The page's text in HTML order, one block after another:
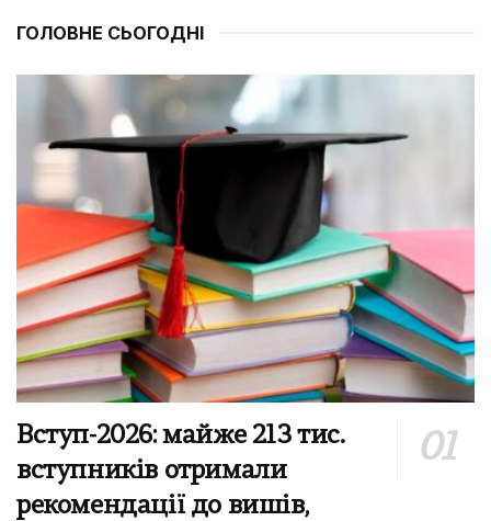
ГОЛОВНЕ СЬОГОДНІ
Вступ-2026: майже 213 тис.
вступників отримали
рекомендації до вишів,